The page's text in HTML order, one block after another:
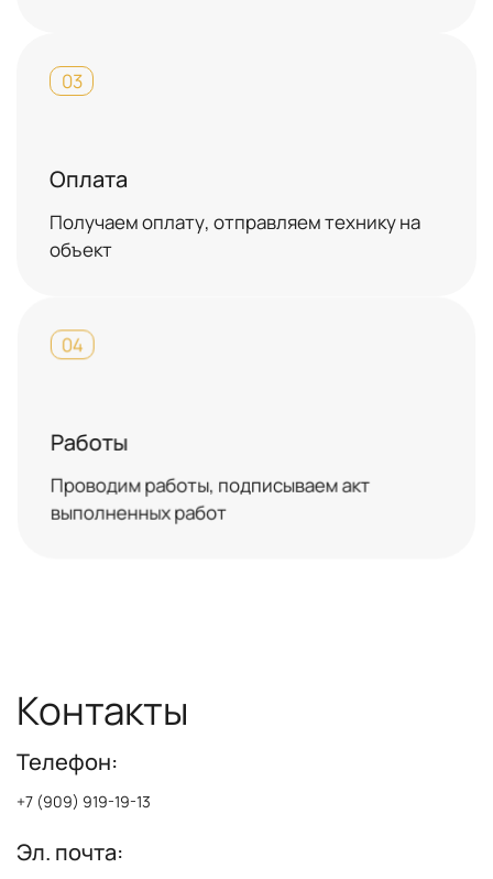
03
Оплата
Получаем оплату, отправляем технику на
объект
04
Работы
Проводим работы, подписываем акт
выполненных работ
Контакты
Телефон:
+7 (909) 919-19-13
Эл. почта: